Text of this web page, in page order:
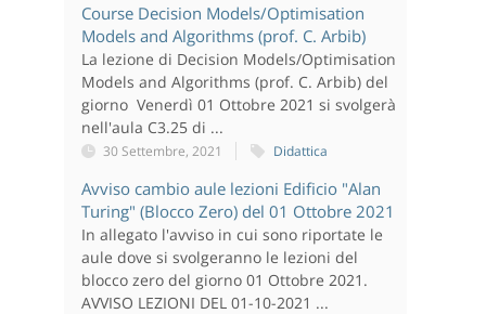
Course Decision Models/Optimisation
Models and Algorithms (prof. C. Arbib)
La lezione di Decision Models/Optimisation
Models and Algorithms (prof. C. Arbib) del
giorno Venerdì 01 Ottobre 2021 si svolgerà
nell'aula C3.25 di ...
30 Settembre, 2021 Didattica
Avviso cambio aule lezioni Edificio "Alan
Turing" (Blocco Zero) del 01 Ottobre 2021
In allegato l'avviso in cui sono riportate le
aule dove si svolgeranno le lezioni del
blocco zero del giorno 01 Ottobre 2021.
AVVISO LEZIONI DEL 01-10-2021 ...